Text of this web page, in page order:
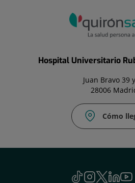
Hospital Universitario
Juan Bravo 39
28006
Cómo
TikTok
EsteInstagram
EsteTwitter
Enlace
EsteEste